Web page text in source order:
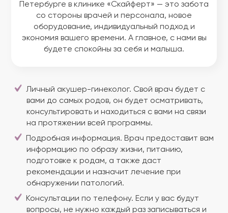
Петербурге в клинике «Скайферт» — это забота
со стороны врачей и персонала, новое
оборудование, индивидуальный подход и
экономия вашего времени. А главное, с нами вы
будете спокойны за себя и малыша.
Личный акушер-гинеколог. Свой врач будет с
вами до самых родов, он будет осматривать,
консультировать и находиться с вами на связи
на протяжении всей программы.
Подробная информация. Врач предоставит вам
информацию по образу жизни, питанию,
подготовке к родам, а также даст
рекомендации и назначит лечение при
обнаружении патологий.
Консультации по телефону. Если у вас будут
вопросы, не нужно каждый раз записываться и